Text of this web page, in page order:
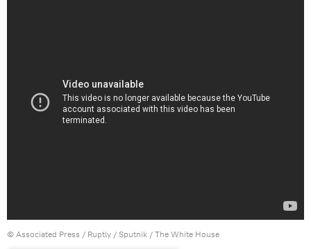
© Associated Press / Ruptly / Sputnik / The White House